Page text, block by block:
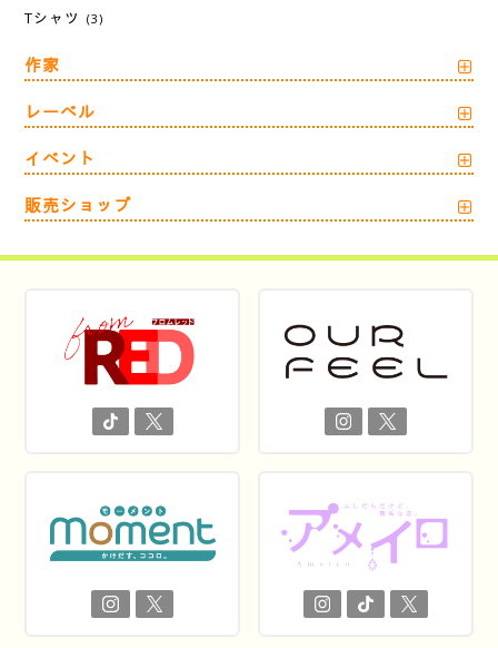
Tシャツ (3)
作家
レーベル
イベント
販売ショップ